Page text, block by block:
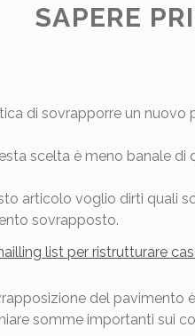
SAPERE
di sovrapporre un nuovo
scelta è meno banale di
articolo voglio dirti quali
sovrapposto.
del pavimento
somme importanti sui